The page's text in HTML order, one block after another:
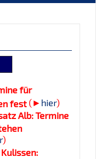
für
fest (► hier)
Alb: Termine
)